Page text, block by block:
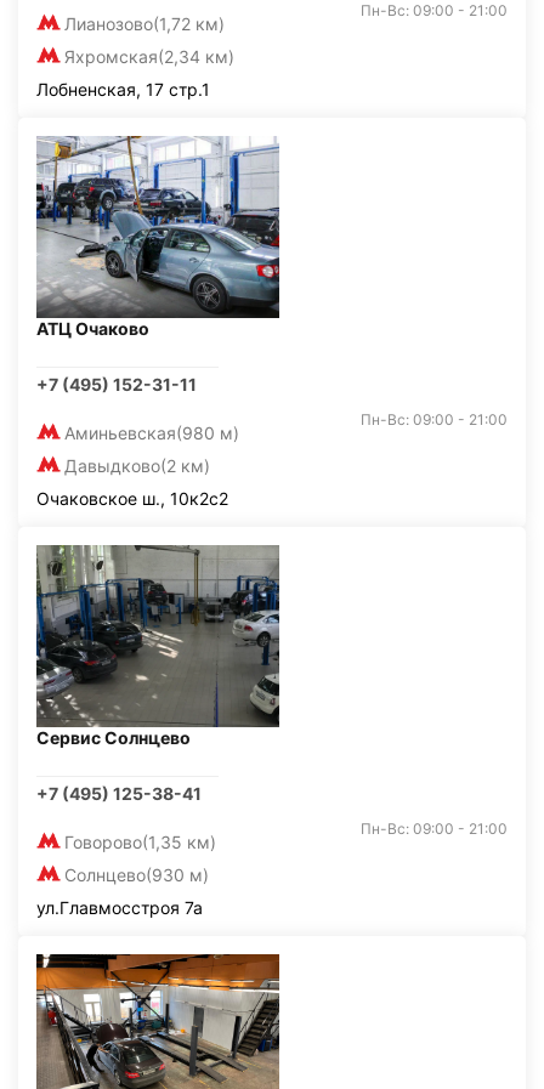
Лианозово(1,72 км)
Яхромская(2,34 км)
Пн-Вс: 09:00 - 21:00
Лобненская, 17 стр.1
АТЦ Очаково
+7 (495) 152-31-11
Аминьевская(980 м)
Давыдково(2 км)
Пн-Вс: 09:00 - 21:00
Очаковское ш., 10к2с2
Сервис Солнцево
+7 (495) 125-38-41
Говорово(1,35 км)
Солнцево(930 м)
Пн-Вс: 09:00 - 21:00
ул.Главмосстроя 7а